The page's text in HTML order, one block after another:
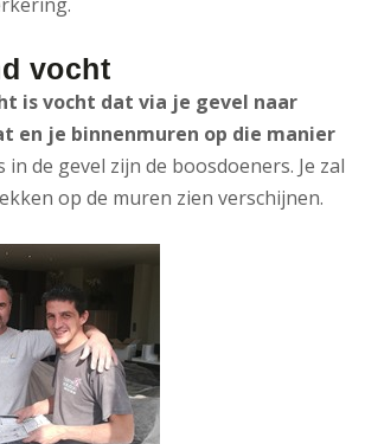
vocht
is vocht dat via je gevel naar
en je binnenmuren op die manier
in de gevel zijn de boosdoeners. Je zal
op de muren zien verschijnen.